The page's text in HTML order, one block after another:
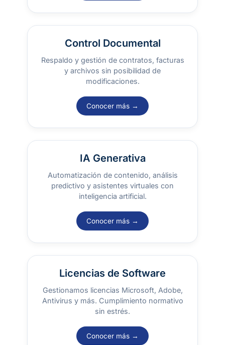
Control Documental
Respaldo y gestión de contratos, facturas
y archivos sin posibilidad de
modificaciones.
Conocer más →
IA Generativa
Automatización de contenido, análisis
predictivo y asistentes virtuales con
inteligencia artificial.
Conocer más →
Licencias de Software
Gestionamos licencias Microsoft, Adobe,
Antivirus y más. Cumplimiento normativo
sin estrés.
Conocer más →